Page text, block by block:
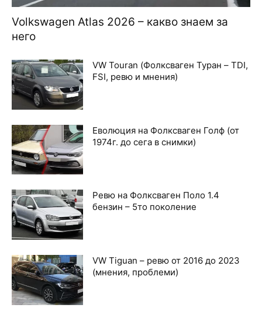
Volkswagen Atlas 2026 – какво знаем за
него
VW Touran (Фолксваген Туран – TDI,
FSI, ревю и мнения)
Еволюция на Фолксваген Голф (от
1974г. до сега в снимки)
Ревю на Фолксваген Поло 1.4
бензин – 5то поколение
VW Tiguan – ревю от 2016 до 2023
(мнения, проблеми)